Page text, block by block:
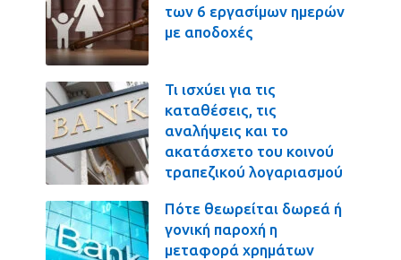
των 6 εργασίμων ημερών
με αποδοχές
Τι ισχύει για τις
καταθέσεις, τις
αναλήψεις και το
ακατάσχετο του κοινού
τραπεζικού λογαριασμού
Πότε θεωρείται δωρεά ή
γονική παροχή η
μεταφορά χρημάτων